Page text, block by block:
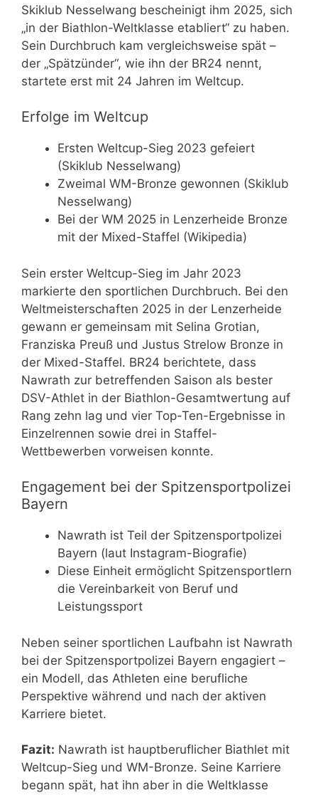
Skiklub Nesselwang bescheinigt ihm 2025, sich
„in der Biathlon-Weltklasse etabliert“ zu haben.
Sein Durchbruch kam vergleichsweise spät –
der „Spätzünder“, wie ihn der BR24 nennt,
startete erst mit 24 Jahren im Weltcup.
Erfolge im Weltcup
Ersten Weltcup-Sieg 2023 gefeiert
(Skiklub Nesselwang)
Zweimal WM-Bronze gewonnen (Skiklub
Nesselwang)
Bei der WM 2025 in Lenzerheide Bronze
mit der Mixed-Staffel (Wikipedia)
Sein erster Weltcup-Sieg im Jahr 2023
markierte den sportlichen Durchbruch. Bei den
Weltmeisterschaften 2025 in der Lenzerheide
gewann er gemeinsam mit Selina Grotian,
Franziska Preuß und Justus Strelow Bronze in
der Mixed-Staffel. BR24 berichtete, dass
Nawrath zur betreffenden Saison als bester
DSV-Athlet in der Biathlon-Gesamtwertung auf
Rang zehn lag und vier Top-Ten-Ergebnisse in
Einzelrennen sowie drei in Staffel-
Wettbewerben vorweisen konnte.
Engagement bei der Spitzensportpolizei
Bayern
Nawrath ist Teil der Spitzensportpolizei
Bayern (laut Instagram-Biografie)
Diese Einheit ermöglicht Spitzensportlern
die Vereinbarkeit von Beruf und
Leistungssport
Neben seiner sportlichen Laufbahn ist Nawrath
bei der Spitzensportpolizei Bayern engagiert –
ein Modell, das Athleten eine berufliche
Perspektive während und nach der aktiven
Karriere bietet.
Fazit: Nawrath ist hauptberuflicher Biathlet mit
Weltcup-Sieg und WM-Bronze. Seine Karriere
begann spät, hat ihn aber in die Weltklasse